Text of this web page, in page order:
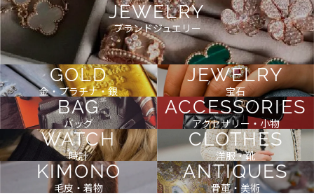
JEWELRY
ブランドジュエリー
GOLD
金・プラチナ・銀
JEWELRY
宝石
BAG
バッグ
ACCESSORIES
アクセサリー・小物
WATCH
時計
CLOTHES
洋服・靴
KIMONO
毛皮・着物
ANTIQUES
骨董・美術